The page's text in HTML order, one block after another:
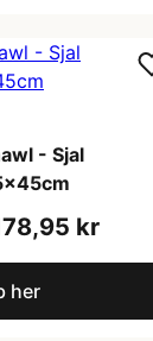
- Sjal
kr
her